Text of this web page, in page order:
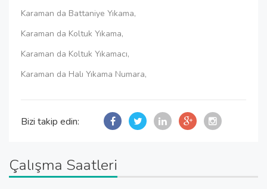
Karaman da Battaniye Yıkama,
Karaman da Koltuk Yıkama,
Karaman da Koltuk Yıkamacı,
Karaman da Halı Yıkama Numara,
Bizi takip edin:
Çalışma Saatleri